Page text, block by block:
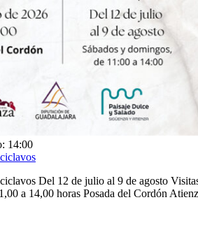
14:00
Del 12 de julio al 9 de agosto
a 14,00 horas Posada del Cordón